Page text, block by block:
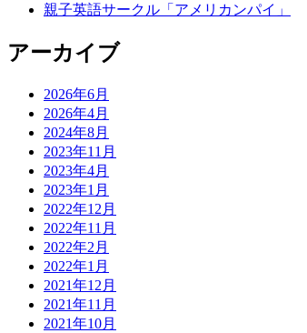
親子英語サークル「アメリカンパイ」
アーカイブ
2026年6月
2026年4月
2024年8月
2023年11月
2023年4月
2023年1月
2022年12月
2022年11月
2022年2月
2022年1月
2021年12月
2021年11月
2021年10月